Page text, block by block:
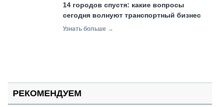
14 городов спустя: какие вопросы
сегодня волнуют транспортный бизнес
Узнать больше →
РЕКОМЕНДУЕМ